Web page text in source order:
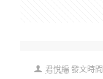
君悅編 發文時間